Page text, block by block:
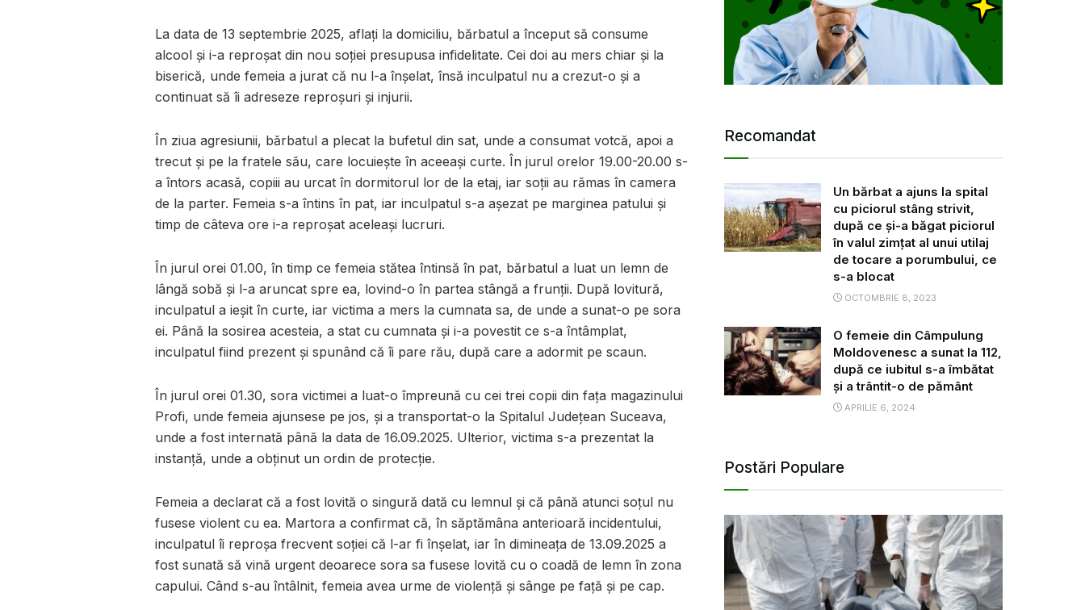
La data de 13 septembrie 2025, aflați la domiciliu, bărbatul a început să consume
alcool și i-a reproșat din nou soției presupusa infidelitate. Cei doi au mers chiar și la
biserică, unde femeia a jurat că nu l-a înșelat, însă inculpatul nu a crezut-o și a
continuat să îi adreseze reproșuri și injurii.
În ziua agresiunii, bărbatul a plecat la bufetul din sat, unde a consumat votcă, apoi a
trecut și pe la fratele său, care locuiește în aceeași curte. În jurul orelor 19.00-20.00 s-
a întors acasă, copiii au urcat în dormitorul lor de la etaj, iar soții au rămas în camera
de la parter. Femeia s-a întins în pat, iar inculpatul s-a așezat pe marginea patului și
timp de câteva ore i-a reproșat aceleași lucruri.
În jurul orei 01.00, în timp ce femeia stătea întinsă în pat, bărbatul a luat un lemn de
lângă sobă și l-a aruncat spre ea, lovind-o în partea stângă a frunții. După lovitură,
inculpatul a ieșit în curte, iar victima a mers la cumnata sa, de unde a sunat-o pe sora
ei. Până la sosirea acesteia, a stat cu cumnata și i-a povestit ce s-a întâmplat,
inculpatul fiind prezent și spunând că îi pare rău, după care a adormit pe scaun.
În jurul orei 01.30, sora victimei a luat-o împreună cu cei trei copii din fața magazinului
Profi, unde femeia ajunsese pe jos, și a transportat-o la Spitalul Județean Suceava,
unde a fost internată până la data de 16.09.2025. Ulterior, victima s-a prezentat la
instanță, unde a obținut un ordin de protecție.
Femeia a declarat că a fost lovită o singură dată cu lemnul și că până atunci soțul nu
fusese violent cu ea. Martora a confirmat că, în săptămâna anterioară incidentului,
inculpatul îi reproșa frecvent soției că l-ar fi înșelat, iar în dimineața de 13.09.2025 a
fost sunată să vină urgent deoarece sora sa fusese lovită cu o coadă de lemn în zona
capului. Când s-au întâlnit, femeia avea urme de violență și sânge pe față și pe cap.
Recomandat
Un bărbat a ajuns la spital
cu piciorul stâng strivit,
după ce și-a băgat piciorul
în valul zimțat al unui utilaj
de tocare a porumbului, ce
s-a blocat
OCTOMBRIE 8, 2023
O femeie din Câmpulung
Moldovenesc a sunat la 112,
după ce iubitul s-a îmbătat
și a trântit-o de pământ
APRILIE 6, 2024
Postări Populare